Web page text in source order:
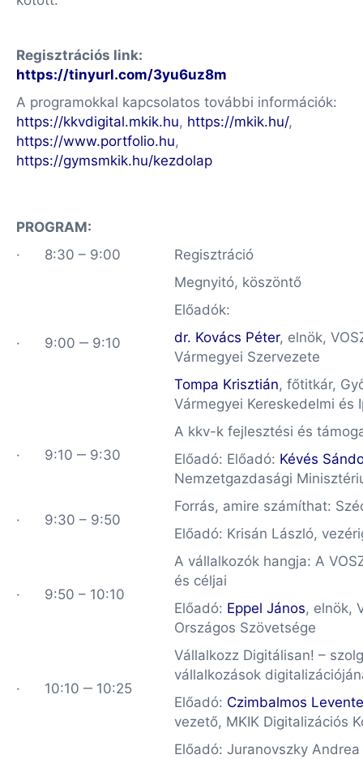
Regisztrációs link:
https://tinyurl.com/3yu6uz8m
A programokkal kapcsolatos további információk:
https://kkvdigital.mkik.hu, https://mkik.hu/,
https://www.portfolio.hu,
https://gymsmkik.hu/kezdolap
PROGRAM:
· 8:30 – 9:00
Regisztráció
· 9:00 ‒ 9:10
Megnyitó, köszöntő
Előadók:
dr. Kovács Péter, elnök,
Vármegyei Szervezete
Tompa Krisztián, főtitkár,
Vármegyei Kereskedelmi és
· 9:10 ‒ 9:30
A kkv-k fejlesztési és
Előadó: Előadó: Kévés
Nemzetgazdasági
· 9:30 – 9:50
Forrás, amire számíthat:
Előadó: Krisán László,
· 9:50 – 10:10
A vállalkozók hangja: A
és céljai
Előadó: Eppel János, elnök,
Országos Szövetsége
· 10:10 ‒ 10:25
Vállalkozz Digitálisan! –
vállalkozások
Előadó: Czimbalmos Levente
vezető, MKIK Digitalizációs
Előadó: Juranovszky